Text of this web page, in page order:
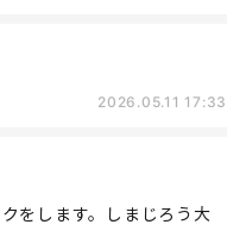
2026.05.11 17:33
をします。しまじろう大